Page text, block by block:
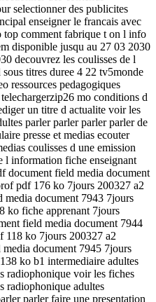
selectionner des publicites
enseigner le francais avec
top comment fabrique t on l info
disponible jusqu au 27 03 2030
decouvrez les coulisses de l
titres duree 4 22 tv5monde
ressources pedagogiques
mo conditions d
un titre d actualite voir les
parler parler parler parler de
presse et medias ecouter
coulisses d une emission
l information fiche enseignant
document field media document
pdf 176 ko 7jours 200327 a2
document 7943 7jours
ko fiche apprenant 7jours
field media document 7944
118 ko 7jours 200327 a2
document 7945 7jours
ko b1 intermediaire adultes
radiophonique voir les fiches
radiophonique adultes
parler faire une presentation